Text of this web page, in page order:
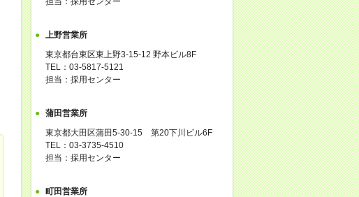
上野営業所
東京都台東区東上野3-15-12 野本ビル8F
TEL：03-5817-5121
担当：採用センター
蒲田営業所
東京都大田区蒲田5-30-15 第20下川ビル6F
TEL：03-3735-4510
担当：採用センター
町田営業所